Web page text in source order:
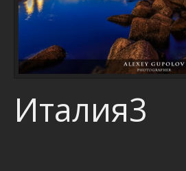
ВИДЕО БЛОГ
ОБО МНЕ
ПАРТНЕРЫ
Италия3